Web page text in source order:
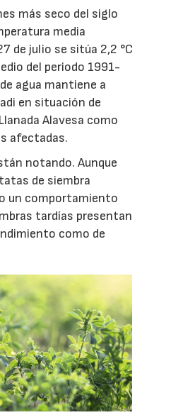
más seco del siglo
media
de julio se sitúa 2,2 °C
del periodo 1991-
agua mantiene a
en situación de
Alavesa como
afectadas.
notando. Aunque
de siembra
un comportamiento
tardías presentan
como de